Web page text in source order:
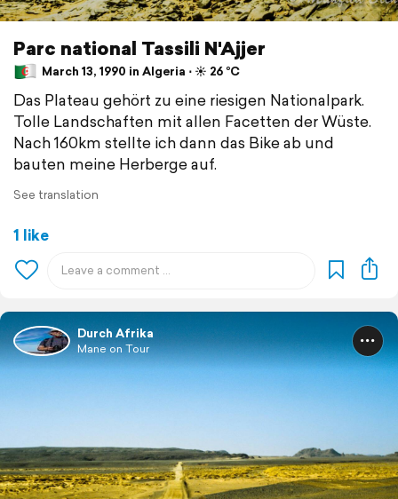
Parc national Tassili N'Ajjer
March 13, 1990 in Algeria ⋅ ☀️ 26 °C
Das Plateau gehört zu eine riesigen Nationalpark.
Tolle Landschaften mit allen Facetten der Wüste.
Nach 160km stellte ich dann das Bike ab und
bauten meine Herberge auf.
See translation
1 like
Durch Afrika
Mane on Tour